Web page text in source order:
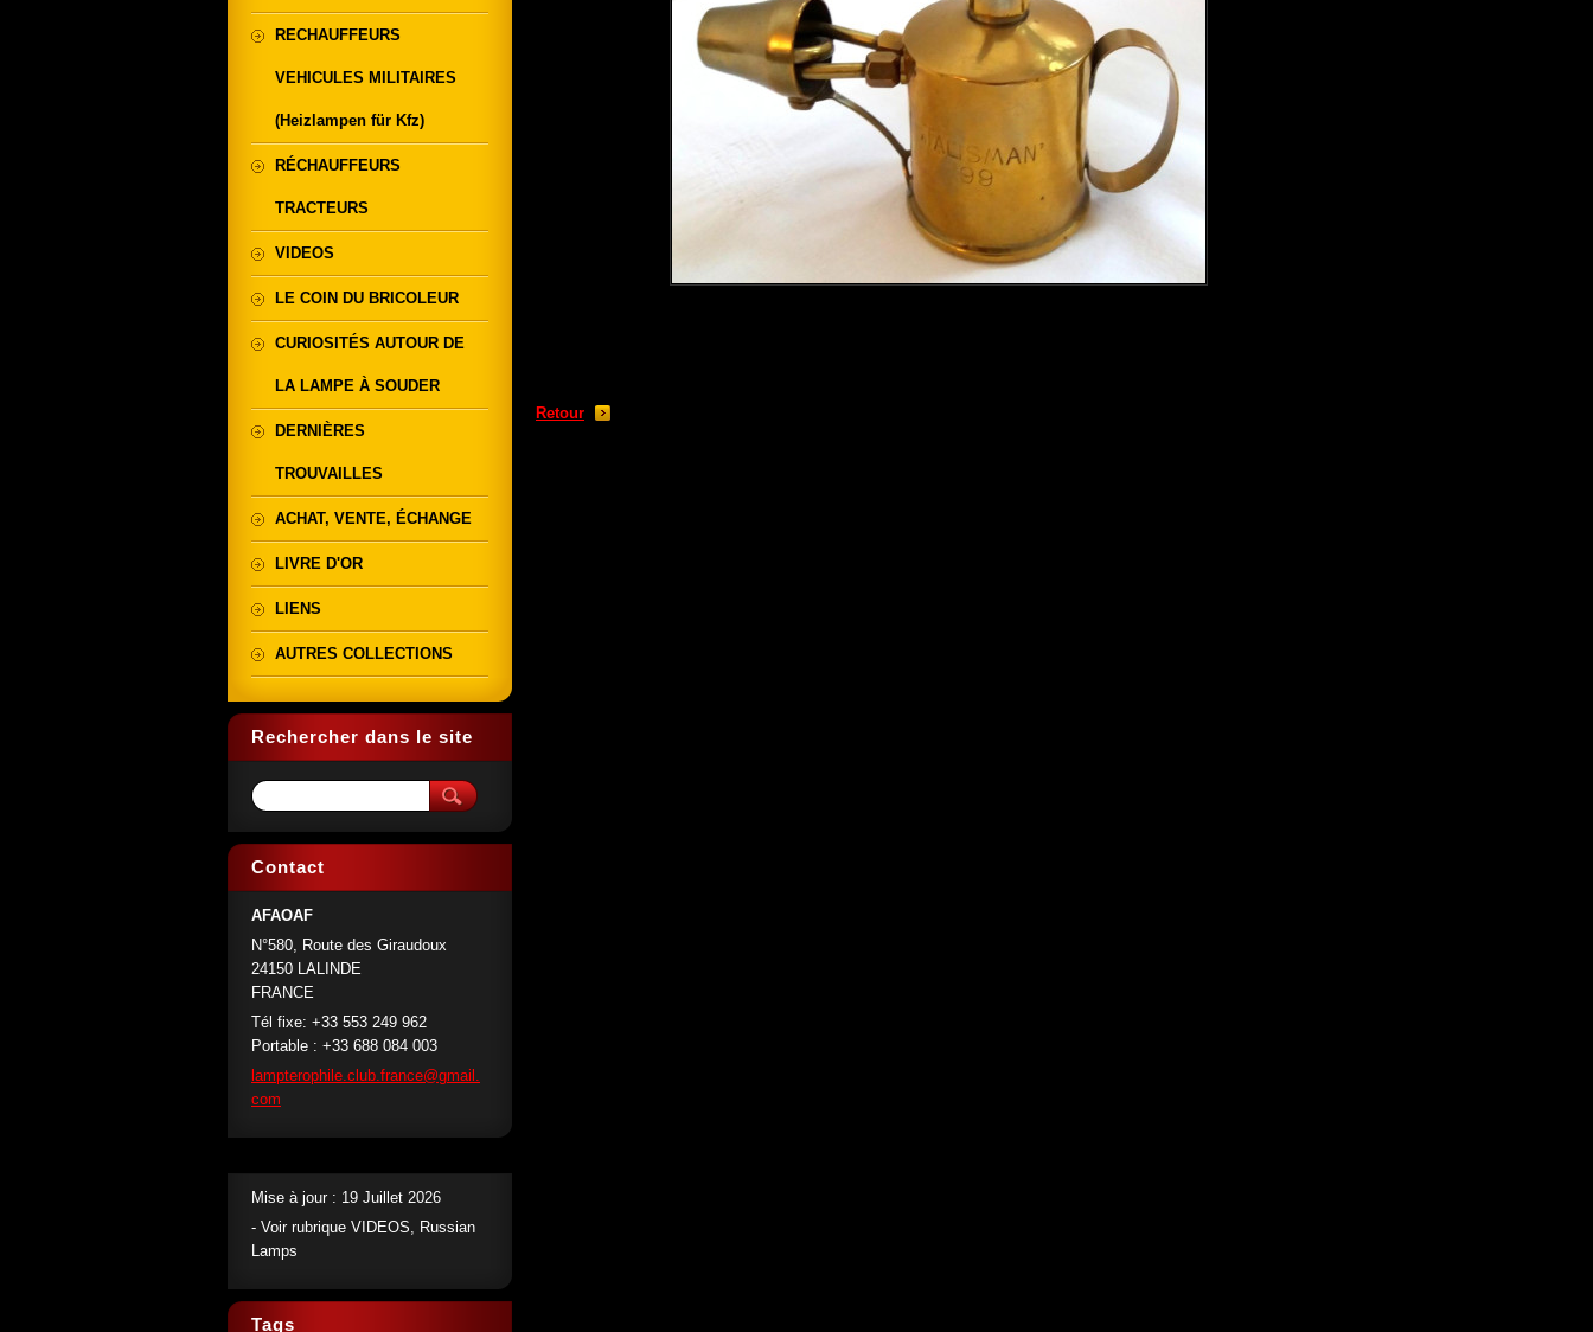
Retour
RECHAUFFEURS
VEHICULES MILITAIRES
(Heizlampen für Kfz)
RÉCHAUFFEURS
TRACTEURS
VIDEOS
LE COIN DU BRICOLEUR
CURIOSITÉS AUTOUR DE
LA LAMPE À SOUDER
DERNIÈRES
TROUVAILLES
ACHAT, VENTE, ÉCHANGE
LIVRE D'OR
LIENS
AUTRES COLLECTIONS
Rechercher dans le site
Contact
AFAOAF
N°580, Route des Giraudoux
24150 LALINDE
FRANCE
Tél fixe: +33 553 249 962
Portable : +33 688 084 003
lampterophile.cl ub.france@gmail.
com
Mise à jour : 19 Juillet 2026
- Voir rubrique VIDEOS, Russian
Lamps
Tags